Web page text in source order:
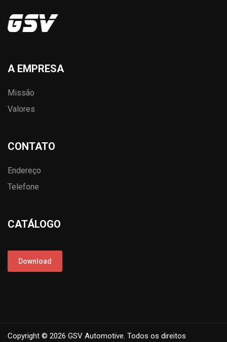
A EMPRESA
Missão
Valores
CONTATO
Endereço
Telefone
CATÁLOGO
Download
Copyright © 2026 GSV Automotive. Todos os direitos